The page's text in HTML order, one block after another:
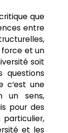
que
entre
force et un
soit
questions
c’est une
un sens,
pour des
particulier,
et les